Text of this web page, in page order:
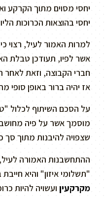
יחסי מסוים מתוך הקרקע
יחסי בהוצאות הכרוכות
למרות האמור לעיל, רצוי כי
אשר לפיו, תעודכן טבלת
חברי הקבוצה, וזאת לאחר
אז יהיה ברור באופן סופי
על הסכם השיתוף לכלול
מוסמך אשר על פיה
שצפויה להיבנות מתוך סך
ההתחשבנות האמורה
"תשלומי איזון" והיא חייבת
מקרקעיןועשויה להיות